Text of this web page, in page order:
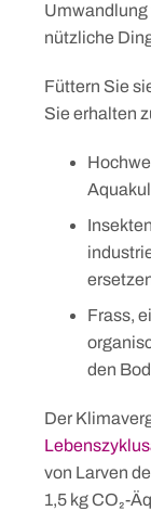
Umwandlung
nützliche
Füttern Sie
Sie erhalten
Frass,
den
Der
von Larven
1,5 kg CO₂-